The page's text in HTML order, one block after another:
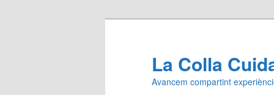
La Colla
Avancem compartint